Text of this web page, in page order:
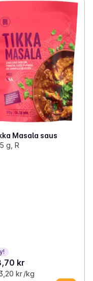
Masala saus
g, R
kr
kr /kg